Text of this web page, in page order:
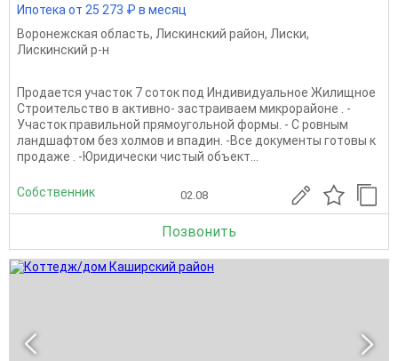
Ипотека от 25 273 ₽ в месяц
Воронежская область, Лискинский район, Лиски,
Лискинский р-н
Продается участок 7 соток под Индивидуальное Жилищное
Строительство в активно- застраиваем микрорайоне . -
Участок правильной прямоугольной формы. - С ровным
ландшафтом без холмов и впадин. -Все документы готовы к
продаже . -Юридически чистый объект...
Собственник 02.08
Позвонить